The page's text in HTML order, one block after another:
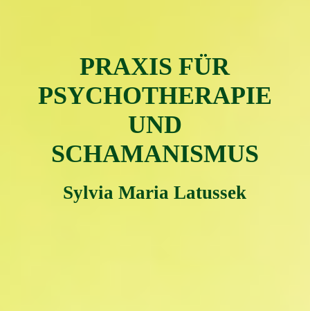
PRAXIS FÜR
PSYCHOTHERAPIE
UND
SCHAMANISMUS
Sylvia Maria Latussek